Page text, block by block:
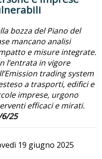
bozza del Piano del
mancano analisi
e misure integrate.
l’entrata in vigore
trading system
a trasporti, edifici e
imprese, urgono
efficaci e mirati.
25
19 giugno 2025